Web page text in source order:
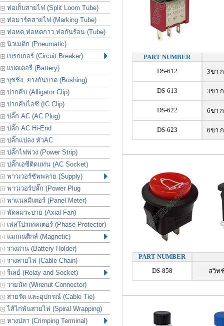
ท่อเก็บสายไฟ (Split Loom Tube)
ท่อมาร์คสายไฟ (Marking Tube)
ท่อหด,ท่อหดกาว,ท่อกันร้อน (Tube)
นิวเมติก (Pneumatic)
เบรกเกอร์ (Circuit Breaker)
แบตเตอรี่ (Battery)
บุชชิ่ง, ยางกันบาด (Bushing)
ปากคีบ (Alligator Clip)
ปากคีบไอซี (IC Clip)
ปลั๊ก AC (AC Plug)
ปลั๊ก AC Hi-End
ปลั๊กแปลง หัวAC
ปลั๊กไฟพ่วง (Power Strip)
ปลั๊กเอซีติดแท่น (AC Socket)
พาวเวอร์ซัพพลาย (Supply)
พาวเวอร์ปลั๊ก (Power Plug
พาแนลมิเตอร์ (Panel Meter)
พัดลมระบาย (Axial Fan)
เฟสโปรเทคเตอร์ (Phase Protector)
แมกเนติกส์ (Magnetic)
รางถ่าน (Battery Holder)
รางสายไฟ (Cable Chain)
รีเลย์ (Relay and Socket)
วายนัท (Wirenut Connector)
สายรัด และอุปกรณ์ (Cable Tie)
ไส้ไก่พันสายไฟ (Spiral Wrapping)
หางปลา (Crimping Terminal)
PART NUMBER
DS-612
3ขา
DS-613 3ขา
DS-622 6ขา
DS-623 6ขา
PART NUMBER
DS-858
สวิท